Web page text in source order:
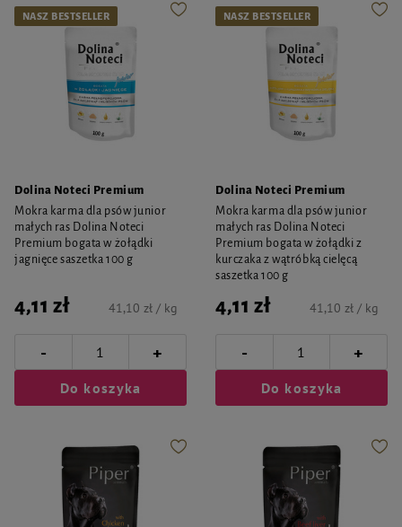
NASZ BESTSELLER
Dolina Noteci Premium
Mokra karma dla psów junior
małych ras Dolina Noteci
Premium bogata w żołądki
jagnięce saszetka 100 g
4,11 zł 41,10 zł / kg
- +
Do koszyka
NASZ BESTSELLER
Dolina Noteci Premium
Mokra karma dla psów junior
małych ras Dolina Noteci
Premium bogata w żołądki z
kurczaka z wątróbką cielęcą
saszetka 100 g
4,11 zł 41,10 zł / kg
- +
Do koszyka